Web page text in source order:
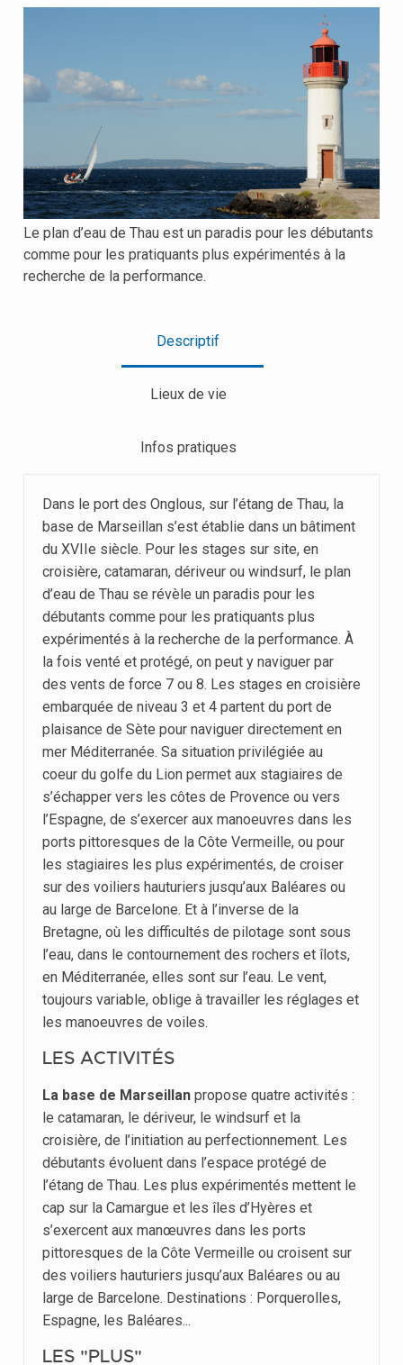
Le plan d’eau de Thau est un paradis pour les débutants
comme pour les pratiquants plus expérimentés à la
recherche de la performance.
Descriptif
Lieux de vie
Infos pratiques
Dans le port des Onglous, sur l’étang de Thau, la
base de Marseillan s’est établie dans un bâtiment
du XVIIe siècle. Pour les stages sur site, en
croisière, catamaran, dériveur ou windsurf, le plan
d’eau de Thau se révèle un paradis pour les
débutants comme pour les pratiquants plus
expérimentés à la recherche de la performance. À
la fois venté et protégé, on peut y naviguer par
des vents de force 7 ou 8. Les stages en croisière
embarquée de niveau 3 et 4 partent du port de
plaisance de Sète pour naviguer directement en
mer Méditerranée. Sa situation privilégiée au
coeur du golfe du Lion permet aux stagiaires de
s’échapper vers les côtes de Provence ou vers
l’Espagne, de s’exercer aux manoeuvres dans les
ports pittoresques de la Côte Vermeille, ou pour
les stagiaires les plus expérimentés, de croiser
sur des voiliers hauturiers jusqu’aux Baléares ou
au large de Barcelone. Et à l’inverse de la
Bretagne, où les difficultés de pilotage sont sous
l’eau, dans le contournement des rochers et îlots,
en Méditerranée, elles sont sur l’eau. Le vent,
toujours variable, oblige à travailler les réglages et
les manoeuvres de voiles.
LES ACTIVITÉS
La base de Marseillan propose quatre activités :
le catamaran, le dériveur, le windsurf et la
croisière, de l’initiation au perfectionnement. Les
débutants évoluent dans l’espace protégé de
l’étang de Thau. Les plus expérimentés mettent le
cap sur la Camargue et les îles d’Hyères et
s’exercent aux manœuvres dans les ports
pittoresques de la Côte Vermeille ou croisent sur
des voiliers hauturiers jusqu’aux Baléares ou au
large de Barcelone. Destinations : Porquerolles,
Espagne, les Baléares...
LES "PLUS"